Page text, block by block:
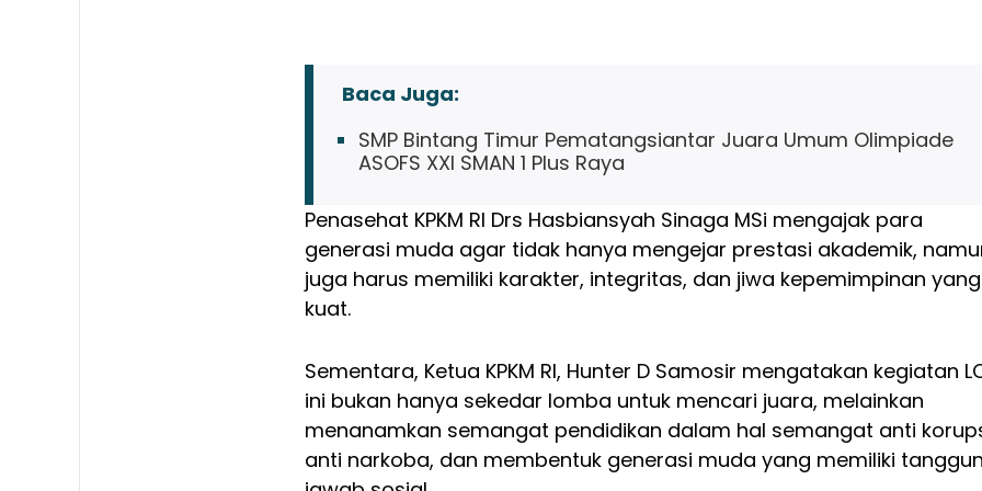
Baca Juga:
SMP Bintang Timur Pematangsiantar Juara Umum Olimpiade
ASOFS XXI SMAN 1 Plus Raya
Penasehat KPKM RI Drs Hasbiansyah Sinaga MSi mengajak para
generasi muda agar tidak hanya mengejar prestasi akademik,
juga harus memiliki karakter, integritas, dan jiwa kepemimpinan yang
kuat.
Sementara, Ketua KPKM RI, Hunter D Samosir mengatakan kegiatan
ini bukan hanya sekedar lomba untuk mencari juara, melainkan
menanamkan semangat pendidikan dalam hal semangat anti
anti narkoba, dan membentuk generasi muda yang memiliki